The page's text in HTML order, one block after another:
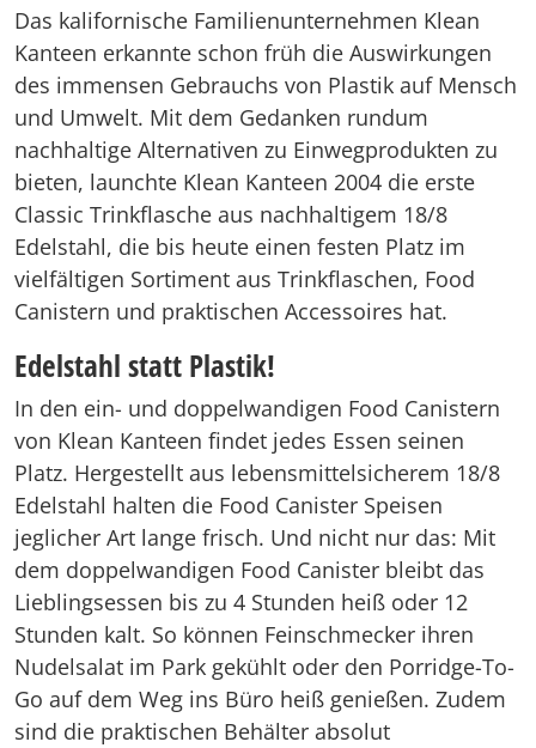
Das kalifornische Familienunternehmen Klean
Kanteen erkannte schon früh die Auswirkungen
des immensen Gebrauchs von Plastik auf Mensch
und Umwelt. Mit dem Gedanken rundum
nachhaltige Alternativen zu Einwegprodukten zu
bieten, launchte Klean Kanteen 2004 die erste
Classic Trinkflasche aus nachhaltigem 18/8
Edelstahl, die bis heute einen festen Platz im
vielfältigen Sortiment aus Trinkflaschen, Food
Canistern und praktischen Accessoires hat.
Edelstahl statt Plastik!
In den ein- und doppelwandigen Food Canistern
von Klean Kanteen findet jedes Essen seinen
Platz. Hergestellt aus lebensmittelsicherem 18/8
Edelstahl halten die Food Canister Speisen
jeglicher Art lange frisch. Und nicht nur das: Mit
dem doppelwandigen Food Canister bleibt das
Lieblingsessen bis zu 4 Stunden heiß oder 12
Stunden kalt. So können Feinschmecker ihren
Nudelsalat im Park gekühlt oder den Porridge-To-
Go auf dem Weg ins Büro heiß genießen. Zudem
sind die praktischen Behälter absolut